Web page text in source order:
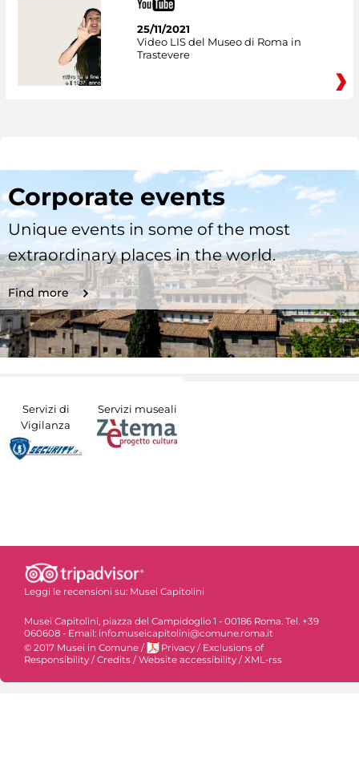
25/11/2021
Video LIS del Museo di Roma in
Trastevere
Corporate events
Unique events in some of the most
extraordinary places in the world.
Find more
Servizi di
Vigilanza
Servizi museali
Leggi le recensioni su: Musei Capitolini
Musei Capitolini, piazza del Campidoglio 1 - 00186 Roma. Tel. +39
060608 - Email: info.museicapitolini@comune.roma.it
© 2017 Musei in Comune / Privacy / Exclusions of
Responsibility / Credits / Website accessibility / XML-rss